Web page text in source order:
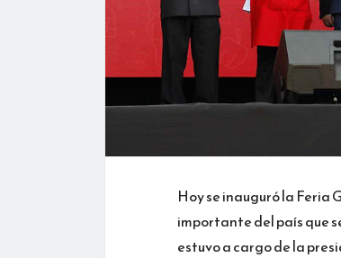
Hoy se inauguró la Feria
importante del país que
estuvo a cargo de la